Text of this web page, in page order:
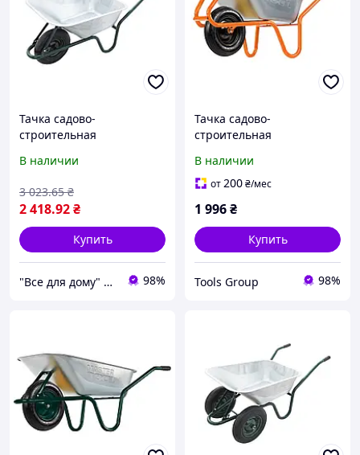
Тачка садово-
строительная
Mastertool 79-9851
В наличии
2 418.92₴
3 023.65 ₴
Купить
"Все для дому" мережа будівельно-господарських магазинів 98%
Тачка садово-
строительная
одноколесная 85 л/180 кг
колесо пневматическое с
подшипник
В наличии
от200₴/мес
1 996₴
Купить
Tools Group 98%